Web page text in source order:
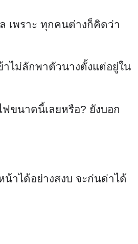
เพราะ ทุกคนต่างก็คิดว่า
ไม่ลักพาตัวนางตั้งแต่อยู่ใน
ฟขนาดนี้เลยหรือ? ยังบอก
น้าได้อย่างสงบ จะก่นด่าได้